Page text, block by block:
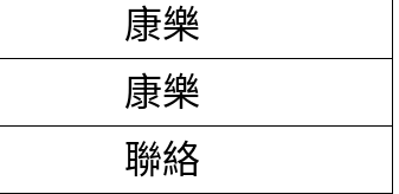
康樂
康樂
聯絡